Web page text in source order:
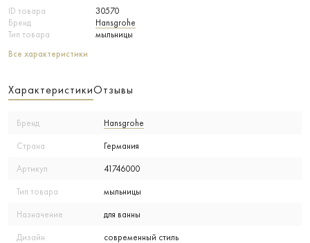
ID товара
30570
Бренд
Hansgrohe
Тип товара
мыльницы
Все характеристики
ХарактеристикиОтзывы
Бренд Hansgrohe
Страна Германия
Артикул 41746000
Тип товара мыльницы
Назначение для ванны
Дизайн современный стиль